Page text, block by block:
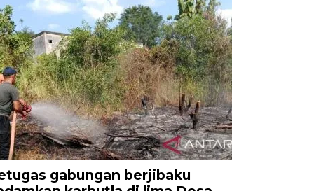
gabungan berjibaku